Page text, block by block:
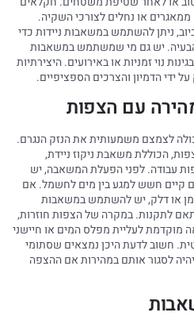
או נחלים לצורכי השקיה.
ניתן להשתמש במשאבות ניידות כדי
הבעיה. יש גם מי שמשתמש במשאבות
נוי זמניות או באירועים. היצירתיות
ידי הדמיון והצרכים הספציפיים.
עם הצפות
לצמצם משמעותית את הנזק הנגרם.
הכוללת משאבת ניקוז ניידת,
עבודה. לפני הפעלת המשאבה, יש
קיים חשש למגע בין מים לחשמל. אם
או דלק, יש להשתמש במשאבות
לתקנות. במקרה של הצפות חוזרות,
לעליית מפלס המים או חיישני
חשוב לדעת היכן נמצאים שסתומי
לסגור אותם במהירות אם ההצפה